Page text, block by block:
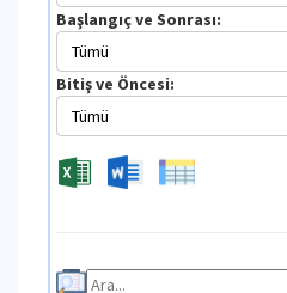
17 - 17 Ağustos 2026
Yaz Öğretimi
Giriş Tarihi
Yaz Öğretimi Lisans
17 - 21 Ağustos 2026
Konservatuvar
Lisans Önkayıt
Başlangıç ve Sonrası:
Tümü
Bitiş ve Öncesi:
Tümü